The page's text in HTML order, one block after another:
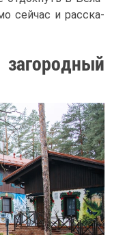
сей­час и рас­ска­